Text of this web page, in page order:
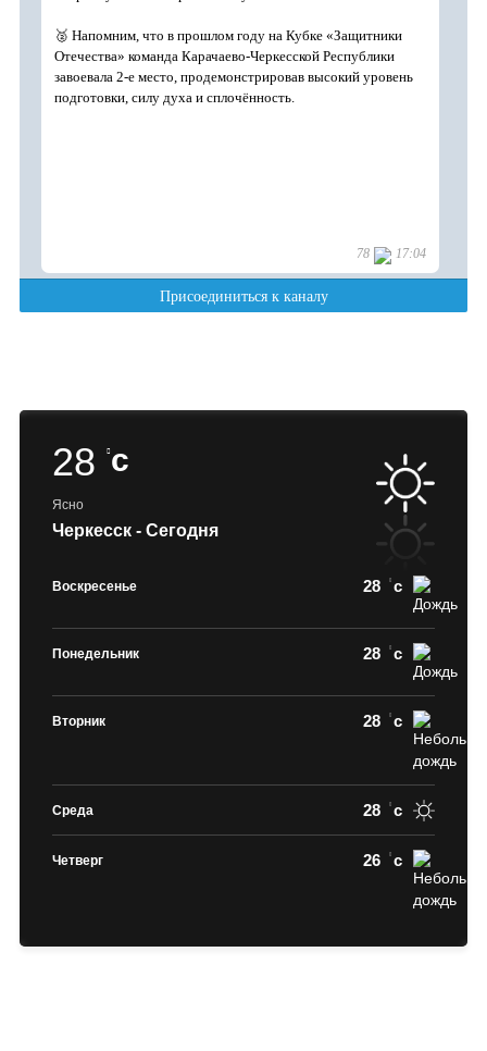
28 c
Ясно
Черкесск - Сегодня
Воскресенье 28 c
Понедельник 28 c
Вторник 28 c
Среда 28 c
Четверг 26 c